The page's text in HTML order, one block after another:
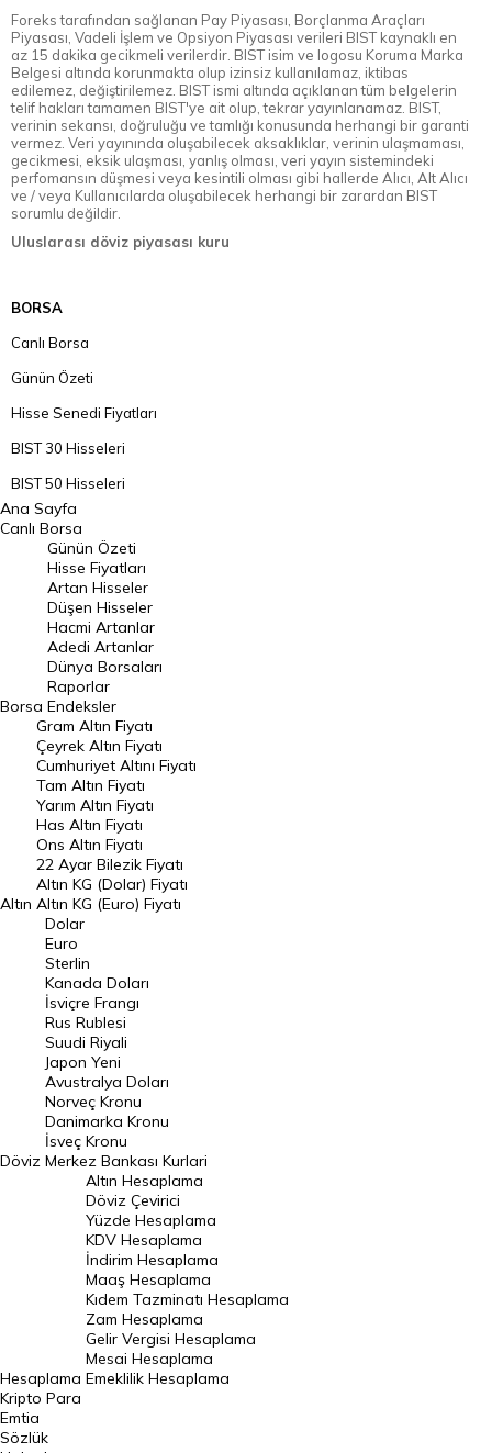
Foreks tarafından sağlanan Pay Piyasası, Borçlanma Araçları
Piyasası, Vadeli İşlem ve Opsiyon Piyasası verileri BIST kaynaklı en
az 15 dakika gecikmeli verilerdir. BIST isim ve logosu Koruma Marka
Belgesi altında korunmakta olup izinsiz kullanılamaz, iktibas
edilemez, değiştirilemez. BIST ismi altında açıklanan tüm belgelerin
telif hakları tamamen BIST'ye ait olup, tekrar yayınlanamaz. BIST,
verinin sekansı, doğruluğu ve tamlığı konusunda herhangi bir garanti
vermez. Veri yayınında oluşabilecek aksaklıklar, verinin ulaşmaması,
gecikmesi, eksik ulaşması, yanlış olması, veri yayın sistemindeki
perfomansın düşmesi veya kesintili olması gibi hallerde Alıcı, Alt Alıcı
ve / veya Kullanıcılarda oluşabilecek herhangi bir zarardan BIST
sorumlu değildir.
Uluslarası döviz piyasası kuru
BORSA
Canlı Borsa
Günün Özeti
Hisse Senedi Fiyatları
BIST 30 Hisseleri
BIST 50 Hisseleri
BIST 100 Hisseleri
En Çok Artan Hisseler
En Çok Düşen Hisseler
Hacmi Artanlar
Geçmiş Kapanışlar
Dünya Borsaları
Raporlar
Endeksler
DÖVİZ
Döviz Kuru
Dolar Kuru
Euro Kuru
Pound Kuru
Frank Kuru
Riyal Kuru
Avustralya Doları
Danimarka Kronu Kuru
Kanada Doları Kuru
Norveç Kronu Kuru
İsveç Kronu Kuru
Japon Yeni Kuru
Serbest Piyasa Döviz Kurları
Merkez Bankası Döviz Kurları
Altın Fiyatları
Gram Altın Fiyatı
Ana Sayfa
Canlı Borsa
Borsa
Günün Özeti
Hisse Fiyatları
Artan Hisseler
Düşen Hisseler
Hacmi Artanlar
Adedi Artanlar
Dünya Borsaları
Raporlar
Endeksler
Altın
Gram Altın Fiyatı
Çeyrek Altın Fiyatı
Cumhuriyet Altını Fiyatı
Tam Altın Fiyatı
Yarım Altın Fiyatı
Has Altın Fiyatı
Ons Altın Fiyatı
22 Ayar Bilezik Fiyatı
Altın KG (Dolar) Fiyatı
Altın KG (Euro) Fiyatı
Döviz
Dolar
Euro
Sterlin
Kanada Doları
İsviçre Frangı
Rus Rublesi
Suudi Riyali
Japon Yeni
Avustralya Doları
Norveç Kronu
Danimarka Kronu
İsveç Kronu
Merkez Bankası Kurlari
Hesaplama
Altın Hesaplama
Döviz Çevirici
Yüzde Hesaplama
KDV Hesaplama
İndirim Hesaplama
Maaş Hesaplama
Kıdem Tazminatı Hesaplama
Zam Hesaplama
Gelir Vergisi Hesaplama
Mesai Hesaplama
Emeklilik Hesaplama
Kripto Para
Emtia
Sözlük